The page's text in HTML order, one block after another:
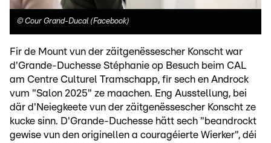
© Cour Grand-Ducal (Facebook)
Fir de Mount vun der zäitgenëssescher Konscht war
d'Grande-Duchesse Stéphanie op Besuch beim CAL
am Centre Culturel Tramschapp, fir sech en Androck
vum "Salon 2025" ze maachen. Eng Ausstellung, bei
där d'Neiegkeete vun der zäitgenëssescher Konscht ze
kucke sinn. D'Grande-Duchesse hätt sech "beandrockt
gewise vun den originellen a couragéierte Wierker", déi